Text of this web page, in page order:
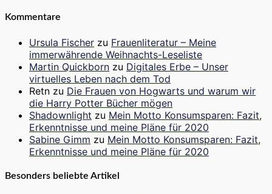
Kommentare
Ursula Fischer zu Frauenliteratur – Meine
immerwährende Weihnachts-Leseliste
Martin Quickborn zu Digitales Erbe – Unser
virtuelles Leben nach dem Tod
Retn zu Die Frauen von Hogwarts und warum wir
die Harry Potter Bücher mögen
Shadownlight zu Mein Motto Konsumsparen: Fazit,
Erkenntnisse und meine Pläne für 2020
Sabine Gimm zu Mein Motto Konsumsparen: Fazit,
Erkenntnisse und meine Pläne für 2020
Besonders beliebte Artikel